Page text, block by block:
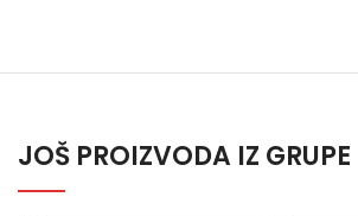
JOŠ PROIZVODA IZ GRUPE